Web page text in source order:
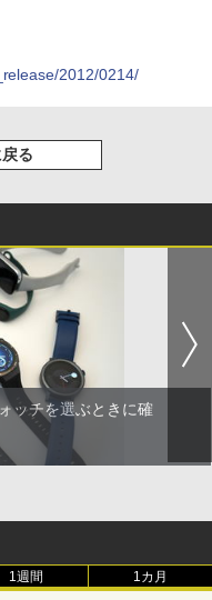
2012/0214/
る
ッチを選ぶときに確
1週間 1カ月